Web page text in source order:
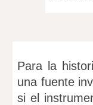
Para la
una fuente
si el